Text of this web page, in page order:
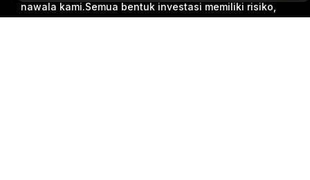
nawala kami.Semua bentuk investasi memiliki risiko,
termasuk risiko kehilangan semua jumlah yang